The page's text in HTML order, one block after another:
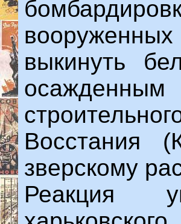
выкинуть
Восстания
зверскому
Реакция